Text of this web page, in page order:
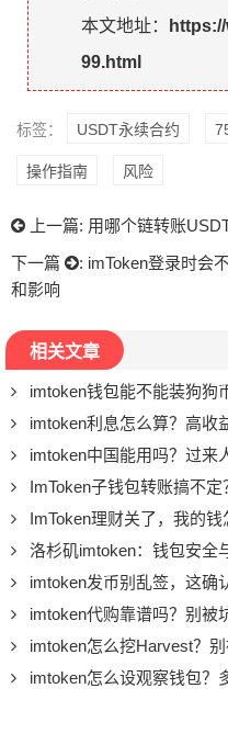
本文地址：
99.html
标签： USDT永续合约
操作指南 风险
上一篇: 用哪个链转账
下一篇
: imToken登录时会
和影响
相关文章
imtoken钱包能不能装狗狗
imtoken利息怎么算？高收
imtoken中国能用吗？过来
ImToken子钱包转账搞不
ImToken理财关了，我的
洛杉矶imtoken：钱包安全
imtoken发币别乱签，这确
imtoken代购靠谱吗？别被
imtoken怎么挖Harvest？
imtoken怎么设观察钱包？